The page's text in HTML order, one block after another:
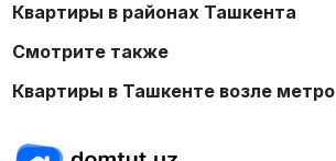
Квартиры в районах Ташкента
Смотрите также
Квартиры в Ташкенте возле метро